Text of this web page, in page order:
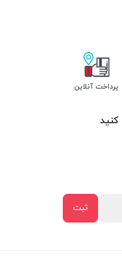
پرداخت آنلاین
کنید